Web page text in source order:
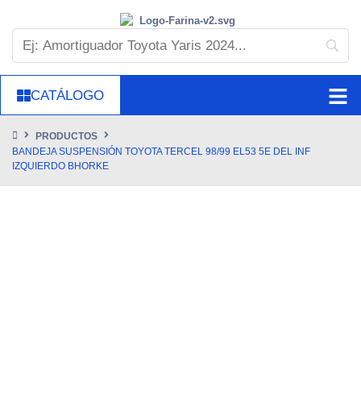
CATÁLOGO
PRODUCTOS
BANDEJA SUSPENSIÓN TOYOTA TERCEL 98/99 EL53 5E DEL INF
IZQUIERDO BHORKE